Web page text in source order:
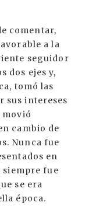
comentar,
a la
seguidor
dos ejes y,
tomó las
sus intereses
movió
cambio de
Nunca fue
en
siempre fue
se era
época.